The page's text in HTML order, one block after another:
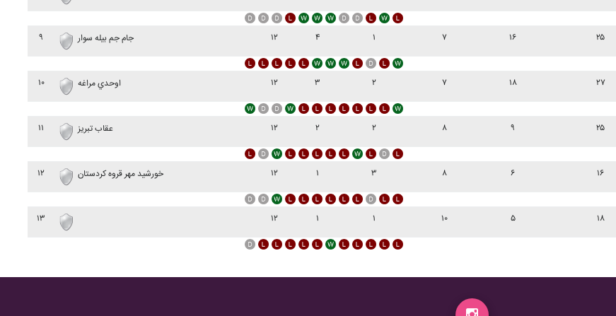
۹ جام جم بيله سوار ۱۲ ۴ ۱ ۷ ۱۶ ۲۵
۱۰ اوحدي مراغه ۱۲ ۳ ۲ ۷ ۱۸ ۲۷
۱۱ عقاب تبريز ۱۲ ۲ ۲ ۸ ۹ ۲۵
۱۲ خورشيد مهر قروه کردستان ۱۲ ۱ ۳ ۸ ۶ ۱۶
۱۳ ۱۲ ۱ ۱ ۱۰ ۵ ۱۸